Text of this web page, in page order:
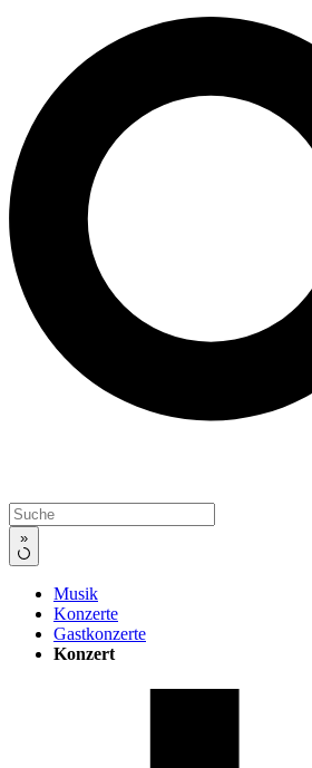
»
Musik
Konzerte
Gastkonzerte
Konzert